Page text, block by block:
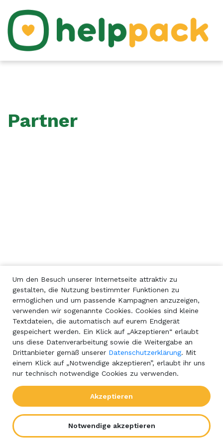
Partner
Um den Besuch unserer Internetseite attraktiv zu
gestalten, die Nutzung bestimmter Funktionen zu
ermöglichen und um passende Kampagnen anzuzeigen,
verwenden wir sogenannte Cookies. Cookies sind kleine
Textdateien, die automatisch auf eurem Endgerät
gespeichert werden. Ein Klick auf „Akzeptieren“ erlaubt
uns diese Datenverarbeitung sowie die Weitergabe an
Drittanbieter gemäß unserer Datenschutzerklärung. Mit
einem Klick auf „Notwendige akzeptieren”, erlaubt ihr uns
nur technisch notwendige Cookies zu verwenden.
Akzeptieren
Notwendige akzeptieren